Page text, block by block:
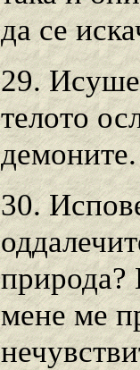
да се
29.
телото
демоните.
30.
природа?
мене ме